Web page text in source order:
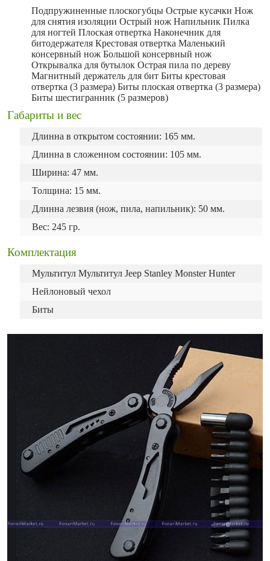
Подпружиненные плоскогубцы Острые кусачки Нож
для снятия изоляции Острый нож Напильник Пилка
для ногтей Плоская отвертка Наконечник для
битодержателя Крестовая отвертка Маленький
консервный нож Большой консервный нож
Открывалка для бутылок Острая пила по дереву
Магнитный держатель для бит Биты крестовая
отвертка (3 размера) Биты плоская отвертка (3 размера)
Биты шестигранник (5 размеров)
Габариты и вес
Длинна в открытом состоянии: 165 мм.
Длинна в сложенном состоянии: 105 мм.
Ширина: 47 мм.
Толщина: 15 мм.
Длинна лезвия (нож, пила, напильник): 50 мм.
Вес: 245 гр.
Комплектация
Мультитул Мультитул Jeep Stanley Monster Hunter
Нейлоновый чехол
Биты